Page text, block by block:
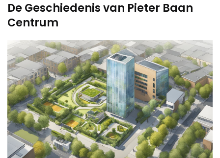
De Geschiedenis van Pieter Baan
Centrum